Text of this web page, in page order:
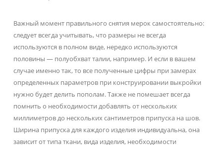
Важный момент правильного снятия мерок самостоятельно:
следует всегда учитывать, что размеры не всегда
используются в полном виде, нередко используются
половины — полуобхват талии, например. И если в вашем
случае именно так, то все полученные цифры при замерах
определенных параметров при конструировании выкройки
нужно будет делить пополам. Также не помешает всегда
помнить о необходимости добавлять от нескольких
миллиметров до нескольких сантиметров припуска на шов.
Ширина припуска для каждого изделия индивидуальна, она
зависит от типа ткани, вида изделия, необходимости